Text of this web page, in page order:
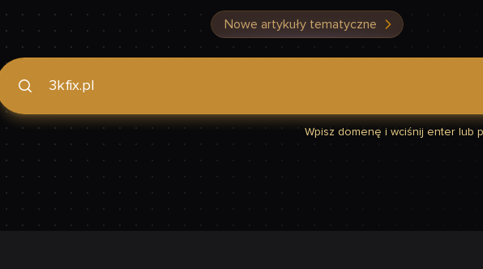
Nowe artykuły tematyczne
Podaj domenę, by sprawdzić, czy Twoja strona jest szybka
Wpisz domenę i wciśnij enter lub